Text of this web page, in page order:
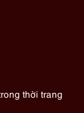
thời trang